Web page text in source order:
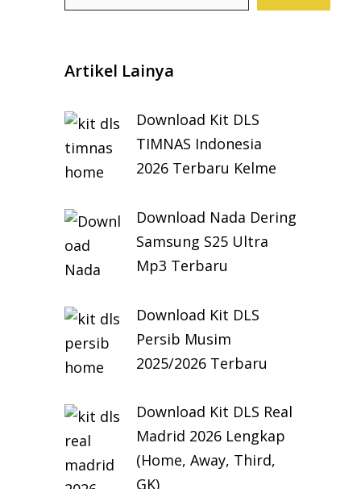
Artikel Lainya
Download Kit DLS
TIMNAS Indonesia
2026 Terbaru Kelme
Download Nada Dering
Samsung S25 Ultra
Mp3 Terbaru
Download Kit DLS
Persib Musim
2025/2026 Terbaru
Download Kit DLS Real
Madrid 2026 Lengkap
(Home, Away, Third,
GK)